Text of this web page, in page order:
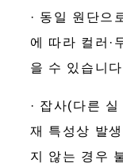
· 동일 원단으
에 따라 컬러·
을 수 있습니
· 잡사(다른
재 특성상 발
지 않는 경우